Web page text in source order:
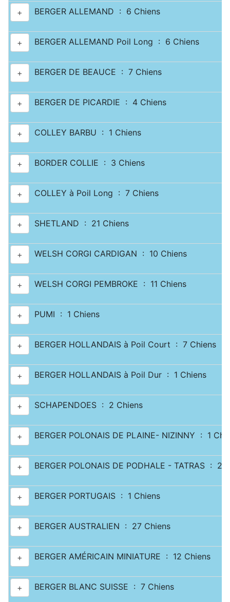
+ BERGER ALLEMAND : 6 Chiens
+ BERGER ALLEMAND Poil Long : 6 Chiens
+ BERGER DE BEAUCE : 7 Chiens
+ BERGER DE PICARDIE : 4 Chiens
+ COLLEY BARBU : 1 Chiens
+ BORDER COLLIE : 3 Chiens
+ COLLEY à Poil Long : 7 Chiens
+ SHETLAND : 21 Chiens
+ WELSH CORGI CARDIGAN : 10 Chiens
+ WELSH CORGI PEMBROKE : 11 Chiens
+ PUMI : 1 Chiens
+ BERGER HOLLANDAIS à Poil Court : 7 Chiens
+ BERGER HOLLANDAIS à Poil Dur : 1 Chiens
+ SCHAPENDOES : 2 Chiens
+ BERGER POLONAIS DE PLAINE- NIZINNY : 1
+ BERGER POLONAIS DE PODHALE - TATRAS : 2
+ BERGER PORTUGAIS : 1 Chiens
+ BERGER AUSTRALIEN : 27 Chiens
+ BERGER AMÉRICAIN MINIATURE : 12 Chiens
+ BERGER BLANC SUISSE : 7 Chiens